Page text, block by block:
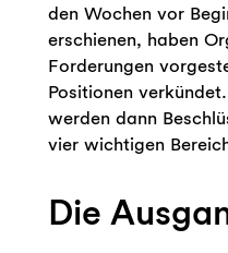
den Wochen vor
erschienen, haben
Forderungen
Positionen
werden dann
vier wichtigen
Die